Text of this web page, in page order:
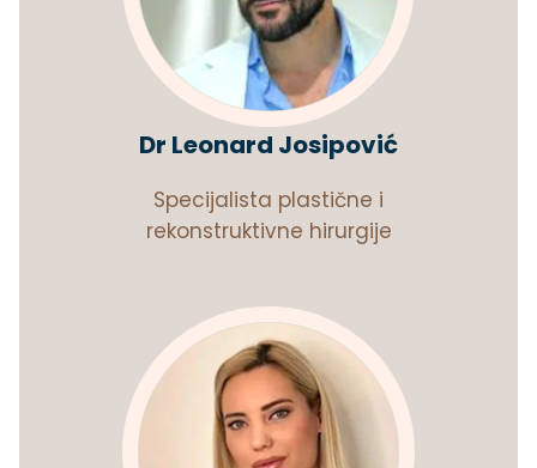
Dr Leonard Josipović
Specijalista plastične i
rekonstruktivne hirurgije